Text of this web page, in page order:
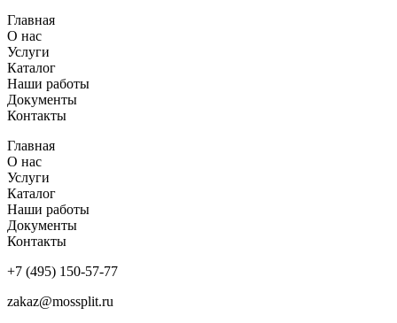
Главная
О нас
Услуги
Каталог
Наши работы
Документы
Контакты
Главная
О нас
Услуги
Каталог
Наши работы
Документы
Контакты
+7 (495) 150-57-77
zakaz@mossplit.ru